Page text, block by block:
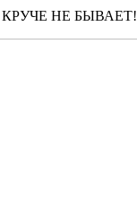
НЕ БЫВАЕТ!